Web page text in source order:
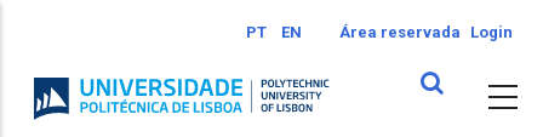
conteúdo
principal
PT EN Área reservada Login